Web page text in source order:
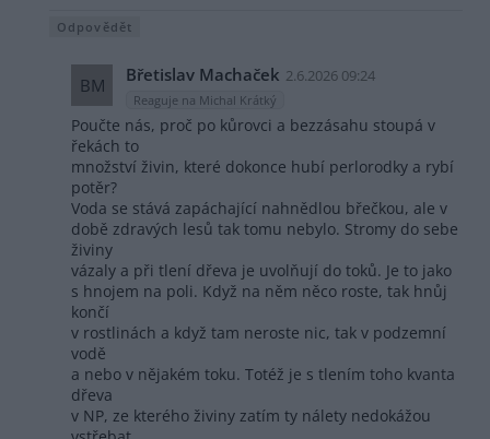
Odpovědět
BM Břetislav Machaček 2.6.2026 09:24
Reaguje na Michal Krátký
Poučte nás, proč po kůrovci a bezzásahu stoupá v
řekách to
množství živin, které dokonce hubí perlorodky a rybí
potěr?
Voda se stává zapáchající nahnědlou břečkou, ale v
době zdravých lesů tak tomu nebylo. Stromy do sebe
živiny
vázaly a při tlení dřeva je uvolňují do toků. Je to jako
s hnojem na poli. Když na něm něco roste, tak hnůj
končí
v rostlinách a když tam neroste nic, tak v podzemní
vodě
a nebo v nějakém toku. Totéž je s tlením toho kvanta
dřeva
v NP, ze kterého živiny zatím ty nálety nedokážou